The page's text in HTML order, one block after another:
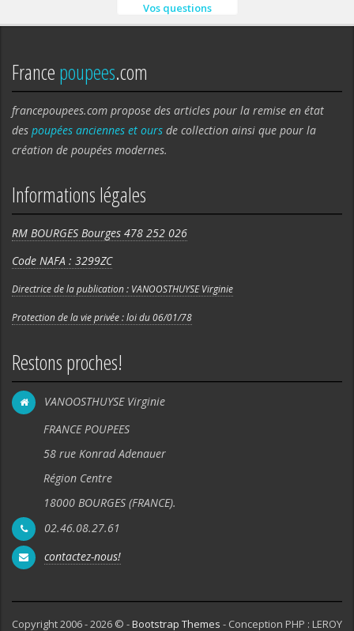
Vos questions
Francepoupees.com
francepoupees.com propose des articles pour la remise en état
des poupées anciennes et ours de collection ainsi que pour la
création de poupées modernes.
Informations légales
RM BOURGES Bourges 478 252 026
Code NAFA : 3299ZC
Directrice de la publication : VANOOSTHUYSE Virginie
Protection de la vie privée : loi du 06/01/78
Restons proches!
VANOOSTHUYSE Virginie
FRANCE POUPEES
58 rue Konrad Adenauer
Région Centre
18000 BOURGES (FRANCE).
02.46.08.27.61
contactez-nous!
Copyright 2006 - 2026 © -Bootstrap Themes - Conception PHP : LEROY